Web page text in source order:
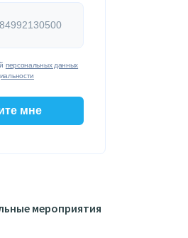
персональных данных
мне
мероприятия